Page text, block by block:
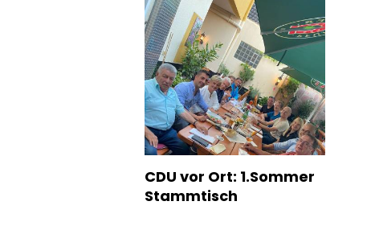
CDU vor Ort: 1.Sommer
Stammtisch